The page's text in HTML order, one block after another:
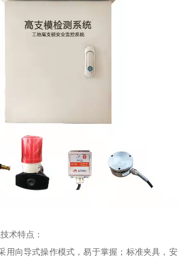
术特点：
用向导式操作模式，易于掌握；标准夹具，安